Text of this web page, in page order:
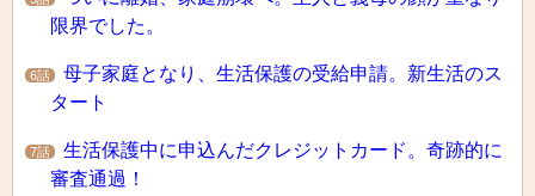
限界でした。
6話
母子家庭となり、生活保護の受給申請。新生活のス
タート
7話
生活保護中に申込んだクレジットカード。奇跡的に
審査通過！